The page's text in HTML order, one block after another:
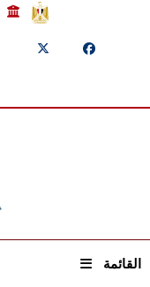
القائمة